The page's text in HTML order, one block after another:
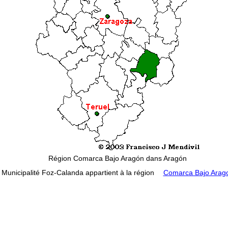
Région Comarca Bajo Aragón dans Aragón
Municipalité Foz-Calanda appartient à la région
Comarca Bajo